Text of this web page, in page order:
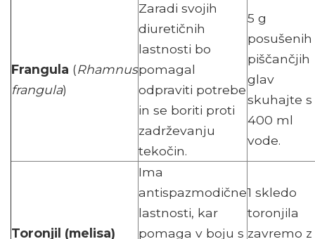
Frangula (Rhamnus
frangula)
Zaradi svojih
diuretičnih
lastnosti bo
pomagal
odpraviti potrebe
in se boriti proti
zadrževanju
tekočin.
5 g
posušenih
piščančjih
glav
skuhajte s
400 ml
vode.
Toronjil (melisa)
Ima
antispazmodične
lastnosti, kar
pomaga v boju s
1 skledo
toronjila
zavremo z